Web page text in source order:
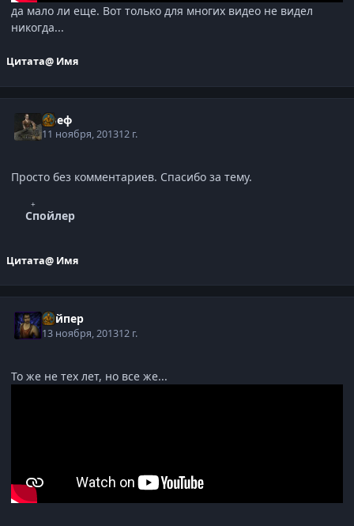
да мало ли еще. Вот только для многих видео не видел
никогда...
Цитата@ Имя
Алеф
11 ноября, 201312 г.
Просто без комментариев. Спасибо за тему.
Спойлер
Цитата@ Имя
Вайпер
13 ноября, 201312 г.
То же не тех лет, но все же...